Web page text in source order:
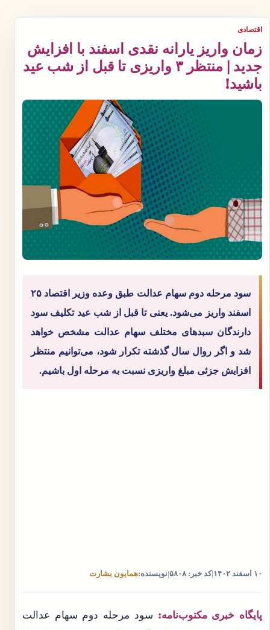
اقتصادی
زمان واریز یارانه نقدی اسفند با افزایش
جدید | منتظر ۳ واریزی تا قبل از شب عید
باشید!
سود مرحله دوم سهام عدالت طبق وعده وزیر اقتصاد ۲۵
اسفند واریز می‌شود. یعنی تا قبل از شب عید تکلیف سود
دارندگان سبدهای مختلف سهام عدالت مشخص خواهد
شد و اگر روال سال گذشته تکرار شود، می‌توانیم منتظر
افزایش جزئی مبلغ واریزی نسبت به مرحله اول باشیم.
۱۰ اسفند ۱۴۰۲ |کد خبر: ۵۸۰۸ نویسنده:همایون بشارت
پایگاه خبری مکتوب‌نامه: سود مرحله دوم سهام عدالت